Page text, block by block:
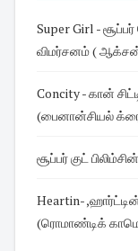
Super Girl -
விமர்சனம் ( ஆக்சன்
Concity - கான்
(பைனான்சியல்
சூப்பர் குட்
Heartin-
(ரொமாண்டிக்